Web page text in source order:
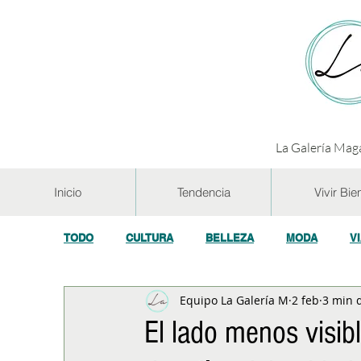
La Galería
Inicio Tendencia Vivir
TODO CULTURA BELLEZA MODA
GASTRONOMÍA Y VINOS SALUD
El lado menos
Equipo La Galería M 2 feb 3 min